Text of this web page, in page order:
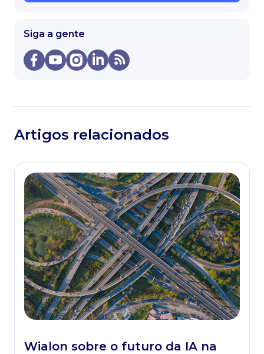
Siga a gente
Artigos relacionados
Wialon sobre o futuro da IA na